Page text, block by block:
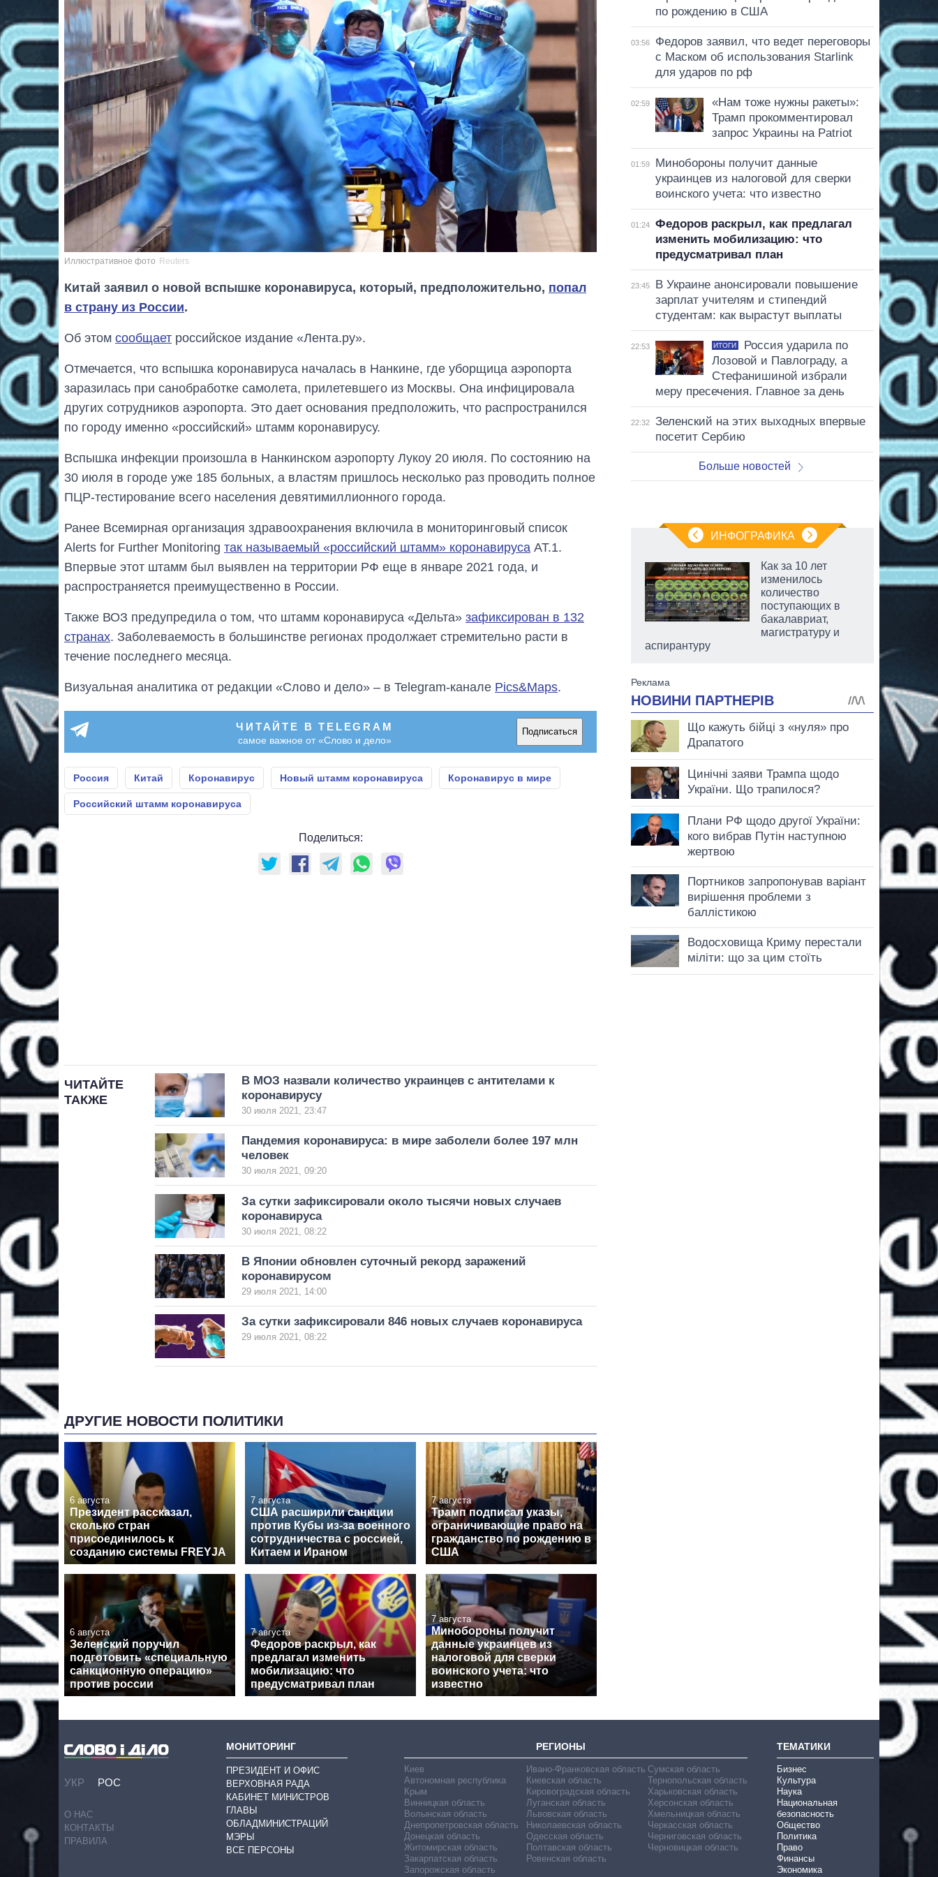
Иллюстративное фото Reuters
Китай заявил о новой вспышке коронавируса, который, предположительно, попал
в страну из России.
Об этом сообщает российское издание «Лента.ру».
Отмечается, что вспышка коронавируса началась в Нанкине, где уборщица аэропорта
заразилась при санобработке самолета, прилетевшего из Москвы. Она инфицировала
других сотрудников аэропорта. Это дает основания предположить, что распространился
по городу именно «российский» штамм коронавирусу.
Вспышка инфекции произошла в Нанкинском аэропорту Лукоу 20 июля. По состоянию на
30 июля в городе уже 185 больных, а властям пришлось несколько раз проводить полное
ПЦР-тестирование всего населения девятимиллионного города.
Ранее Всемирная организация здравоохранения включила в мониторинговый список
Alerts for Further Monitoring так называемый «российский штамм» коронавируса AT.1.
Впервые этот штамм был выявлен на территории РФ еще в январе 2021 года, и
распространяется преимущественно в России.
Также ВОЗ предупредила о том, что штамм коронавируса «Дельта» зафиксирован в 132
странах. Заболеваемость в большинстве регионах продолжает стремительно расти в
течение последнего месяца.
Визуальная аналитика от редакции «Слово и дело» – в Telegram-канале Pics&Maps.
ЧИТАЙТЕ В TELEGRAM
самое важное от «Слово и дело»
Подписаться
Россия Китай Коронавирус Новый штамм коронавируса Коронавирус в мире
Российский штамм коронавируса
Поделиться:
ЧИТАЙТЕ
ТАКЖЕ
В МОЗ назвали количество украинцев с антителами к
коронавирусу
30 июля 2021, 23:47
Пандемия коронавируса: в мире заболели более 197 млн
человек
30 июля 2021, 09:20
За сутки зафиксировали около тысячи новых случаев
коронавируса
30 июля 2021, 08:22
В Японии обновлен суточный рекорд заражений
коронавирусом
29 июля 2021, 14:00
За сутки зафиксировали 846 новых случаев коронавируса
29 июля 2021, 08:22
ДРУГИЕ НОВОСТИ ПОЛИТИКИ
6 августа
Президент рассказал,
сколько стран
присоединилось к
созданию системы FREYJA
7 августа
США расширили санкции
против Кубы из-за военного
сотрудничества с россией,
Китаем и Ираном
7 августа
Трамп подписал указы,
ограничивающие право на
гражданство по рождению в
США
6 августа
Зеленский поручил
подготовить «специальную
санкционную операцию»
против россии
7 августа
Федоров раскрыл, как
предлагал изменить
мобилизацию: что
предусматривал план
7 августа
Минобороны получит
данные украинцев из
налоговой для сверки
воинского учета: что
известно
по рождению в США
03:56
Федоров заявил, что ведет переговоры
с Маском об использования Starlink
для ударов по рф
02:59
«Нам тоже нужны ракеты»:
Трамп прокомментировал
запрос Украины на Patriot
01:59
Минобороны получит данные
украинцев из налоговой для сверки
воинского учета: что известно
01:24
Федоров раскрыл, как предлагал
изменить мобилизацию: что
предусматривал план
23:45
В Украине анонсировали повышение
зарплат учителям и стипендий
студентам: как вырастут выплаты
22:53 ИТОГИ
Россия ударила по
Лозовой и Павлограду, а
Стефанишиной избрали
меру пресечения. Главное за день
22:32
Зеленский на этих выходных впервые
посетит Сербию
Больше новостей
ИНФОГРАФИКА
Восемь
область стали
главной целью рф
Как за 10 лет
изменилось
количество
поступающих в
бакалавриат,
магистратуру и
аспирантуру
УКР РОС
О НАС
КОНТАКТЫ
ПРАВИЛА
МОНИТОРИНГ
ПРЕЗИДЕНТ И ОФИС
ВЕРХОВНАЯ РАДА
КАБИНЕТ МИНИСТРОВ
ГЛАВЫ
ОБЛАДМИНИСТРАЦИЙ
МЭРЫ
ВСЕ ПЕРСОНЫ
РЕГИОНЫ
Киев
Автономная республика
Крым
Винницкая область
Волынская область
Днепропетровская область
Донецкая область
Житомирская область
Закарпатская область
Запорожская область
Ивано-Франковская область
Киевская область
Кировоградская область
Луганская область
Львовская область
Николаевская область
Одесская область
Полтавская область
Ровенская область
Сумская область
Тернопольская область
Харьковская область
Херсонская область
Хмельницкая область
Черкасская область
Черниговская область
Черновицкая область
ТЕМАТИКИ
Бизнес
Культура
Наука
Национальная
безопасность
Общество
Политика
Право
Финансы
Экономика